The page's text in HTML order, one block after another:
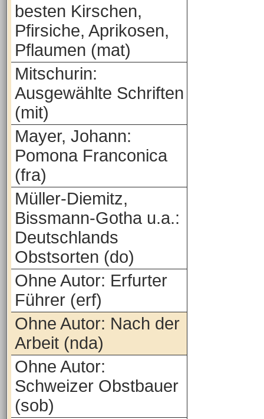
besten Kirschen,
Pfirsiche, Aprikosen,
Pflaumen (mat)
Mitschurin:
Ausgewählte Schriften
(mit)
Mayer, Johann:
Pomona Franconica
(fra)
Müller-Diemitz,
Bissmann-Gotha u.a.:
Deutschlands
Obstsorten (do)
Ohne Autor: Erfurter
Führer (erf)
Ohne Autor: Nach der
Arbeit (nda)
Ohne Autor:
Schweizer Obstbauer
(sob)